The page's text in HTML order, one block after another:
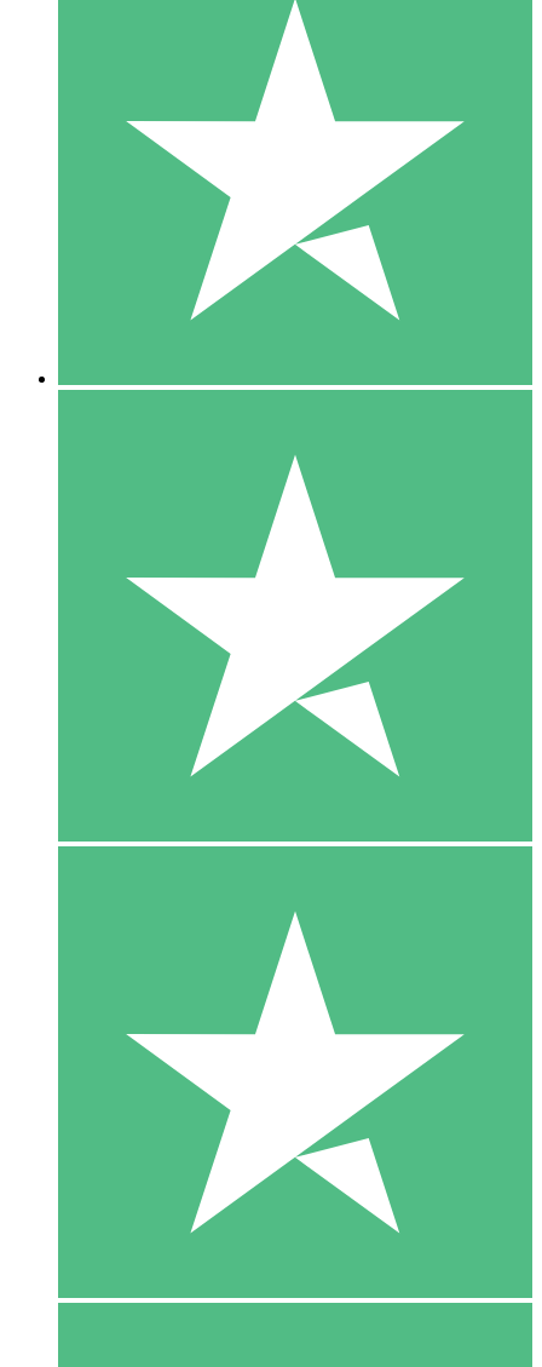
Individuelle Credit-Pakete
Zahlen Sie nach Bedarf mit Download-Credits. Keine
monatliche Verpflichtung erforderlich.
10 00
10 Downloads
20 00